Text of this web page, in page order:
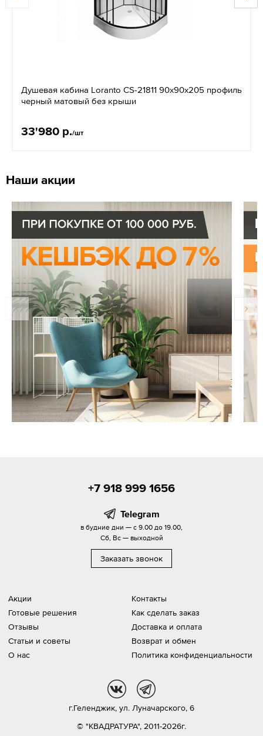
Душевая кабина Loranto CS-21811 90x90x205 профиль
черный матовый без крыши
33'980 р./шт
Наши акции
Акции
Готовые решения
Отзывы
Статьи и советы
О нас
Контакты
Как сделать заказ
Доставка и оплата
Возврат и обмен
Политика конфиденциальности
+7 918 999 1656
Telegram
в будние дни — с 9.00 до 19.00,
Сб, Вс — выходной
Заказать звонок
© "КВАДРАТУРА", 2011-2026г.
г.Геленджик, ул. Луначарского, 6